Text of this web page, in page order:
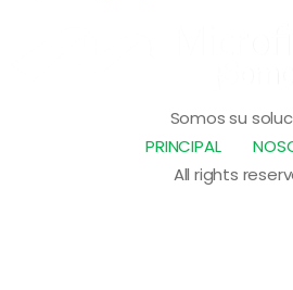
Somos su
PRINCIPAL
All rights